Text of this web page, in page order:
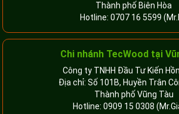
Thành phố Biên Hòa
Hotline: 0707 16 5599
Chi nhánh TecWood tại
Công ty TNHH Đầu Tư Kiến
Địa chỉ: Số 101B, Huyền Trân
Thành phố Vũng Tàu
Hotline: 0909 15 0308